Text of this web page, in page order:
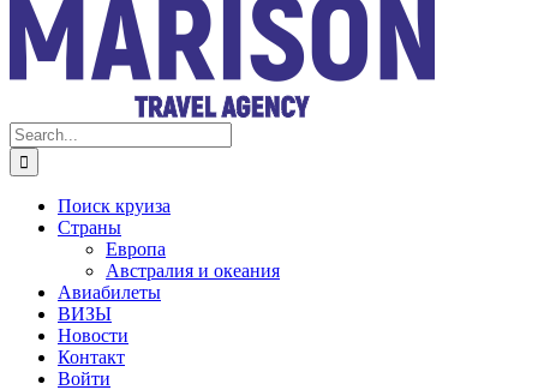
Search
for:
Поиск круиза
Страны
Европа
Австралия и океания
Авиабилеты
ВИЗЫ
Новости
Контакт
Войти